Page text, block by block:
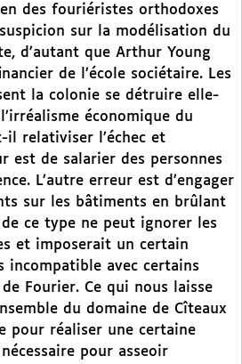
des fouriéristes orthodoxes
sur la modélisation du
d’autant que Arthur Young
de l’école sociétaire. Les
la colonie se détruire elle-
économique du
relativiser l’échec et
est de salarier des personnes
L’autre erreur est d’engager
sur les bâtiments en brûlant
ce type ne peut ignorer les
et imposerait un certain
incompatible avec certains
Fourier. Ce qui nous laisse
du domaine de Cîteaux
pour réaliser une certaine
pour asseoir